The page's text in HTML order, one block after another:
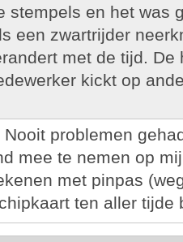
stempels en het was
een zwartrijder
met de tijd. De
kickt op
problemen
mee te nemen op
met pinpas
ten aller tijde